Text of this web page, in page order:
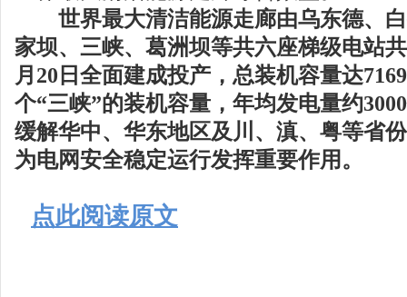
世界最大清洁能源走廊由乌东德、
家坝、三峡、葛洲坝等共六座梯级电站
月20日全面建成投产，总装机容量达
个“三峡”的装机容量，年均发电量约
缓解华中、华东地区及川、滇、粤等省
为电网安全稳定运行发挥重要作用。
点此阅读原文